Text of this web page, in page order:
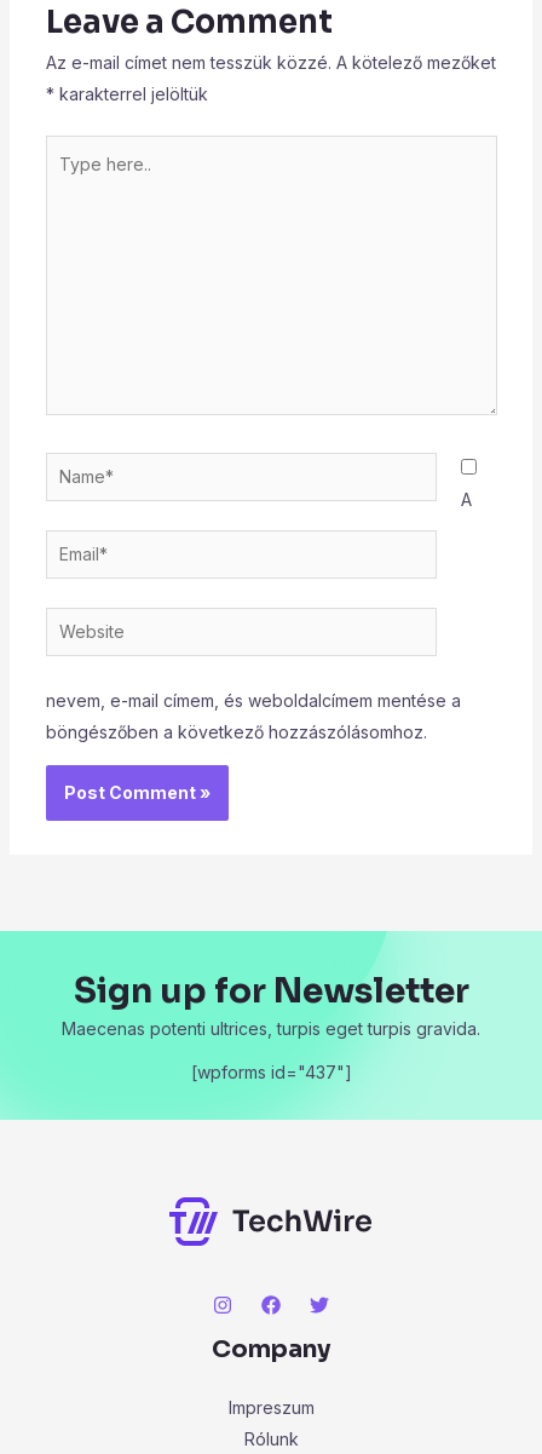
Leave a Comment
Az e-mail címet nem tesszük közzé. A kötelező mezőket
* karakterrel jelöltük
here..
Name*
Email*
Website
A
nevem, e-mail címem, és weboldalcímem mentése a
böngészőben a következő hozzászólásomhoz.
Sign up for Newsletter
Maecenas potenti ultrices, turpis eget turpis gravida.
[wpforms id="437"]
Company
Impreszum
Rólunk